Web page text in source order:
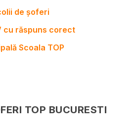
de șoferi
cu răspuns corect
Scoala TOP
TOP BUCURESTI